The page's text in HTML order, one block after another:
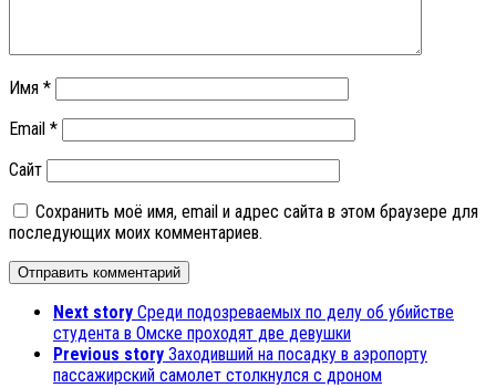
Имя *
Email *
Сайт
Сохранить моё имя, email и адрес сайта в этом браузере для
последующих моих комментариев.
Next story Среди подозреваемых по делу об убийстве
студента в Омске проходят две девушки
Previous story Заходивший на посадку в аэропорту
пассажирский самолет столкнулся с дроном